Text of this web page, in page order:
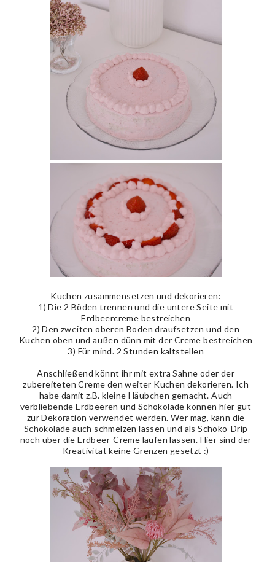
Kuchen zusammensetzen und dekorieren:
1) Die 2 Böden trennen und die untere Seite mit
Erdbeercreme bestreichen
2) Den zweiten oberen Boden draufsetzen und den
Kuchen oben und außen dünn mit der Creme bestreichen
3) Für mind. 2 Stunden kaltstellen
Anschließend könnt ihr mit extra Sahne oder der
zubereiteten Creme den weiter Kuchen dekorieren. Ich
habe damit z.B. kleine Häubchen gemacht. Auch
verbliebende Erdbeeren und Schokolade können hier gut
zur Dekoration verwendet werden. Wer mag, kann die
Schokolade auch schmelzen lassen und als Schoko-Drip
noch über die Erdbeer-Creme laufen lassen. Hier sind der
Kreativität keine Grenzen gesetzt :)